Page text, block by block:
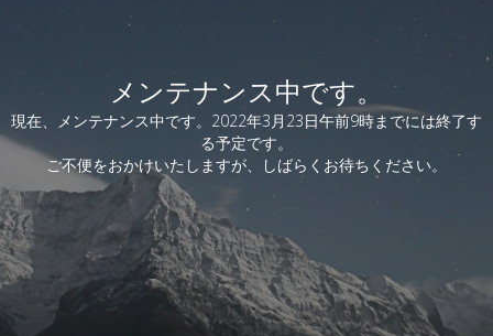
メンテナンス中です。
現在、メンテナンス中です。2022年3月23日午前9時までには終了す
る予定です。
ご不便をおかけいたしますが、しばらくお待ちください。